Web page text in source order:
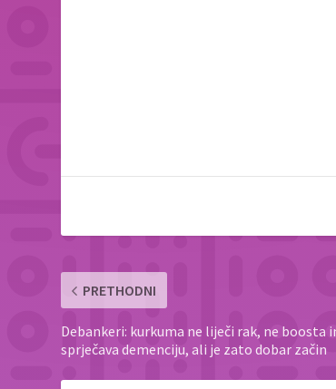
PRETHODNI
Debankeri: kurkuma ne liječi rak, ne boosta
sprječava demenciju, ali je zato dobar začin